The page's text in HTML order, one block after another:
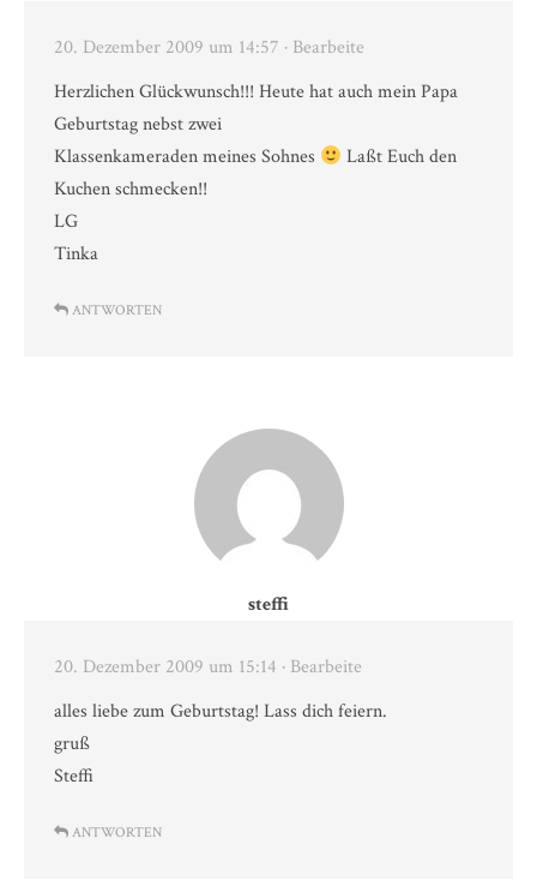
20. Dezember 2009 um 14:57 · Bearbeite
Herzlichen Glückwunsch!!! Heute hat auch mein Papa
Geburtstag nebst zwei
Klassenkameraden meines Sohnes
Laßt Euch den
Kuchen schmecken!!
LG
Tinka
ANTWORTEN
steffi
20. Dezember 2009 um 15:14 · Bearbeite
alles liebe zum Geburtstag! Lass dich feiern.
gruß
Steffi
ANTWORTEN